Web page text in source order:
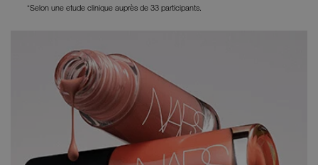
*Selon une etude clinique auprès de 33 participants.